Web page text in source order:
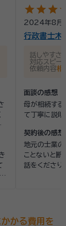
合同事務所
談者様のお悩
門家に相談し
分から90分ほ
ぜひお
starstarstar
2024年8月
行政書士木
話しやすさ
対応スピー
依頼内容相
面談の感想
母が相続する
て丁寧に説明
契約後の感想
地元の士業の
ことないと断
話をくださり
かる費用を